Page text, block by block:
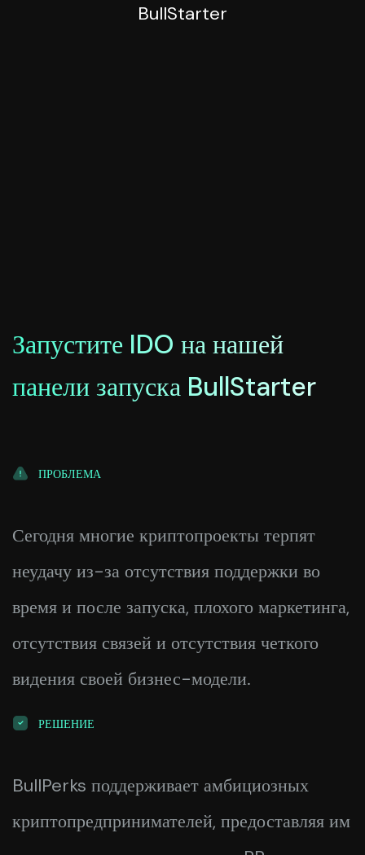
BullStarter
Запустите IDO на нашей
панели запуска BullStarter
ПРОБЛЕМА
Сегодня многие криптопроекты терпят
неудачу из-за отсутствия поддержки во
время и после запуска, плохого маркетинга,
отсутствия связей и отсутствия четкого
видения своей бизнес-модели.
РЕШЕНИЕ
BullPerks поддерживает амбициозных
криптопредпринимателей, предоставляя им